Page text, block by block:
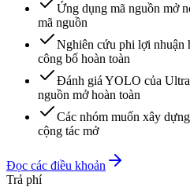
Ứng dụng mã nguồn mở
mã nguồn
Nghiên cứu phi lợi nhuận
công bố hoàn toàn
Đánh giá YOLO của
nguồn mở hoàn toàn
Các nhóm muốn xây
cộng tác mở
Đọc các điều khoản
Trả phí